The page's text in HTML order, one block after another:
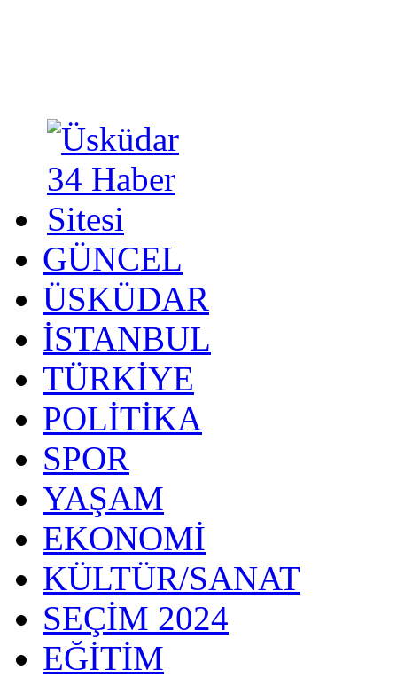
GÜNCEL
ÜSKÜDAR
İSTANBUL
TÜRKİYE
POLİTİKA
SPOR
YAŞAM
EKONOMİ
KÜLTÜR/SANAT
SEÇİM 2024
EĞİTİM